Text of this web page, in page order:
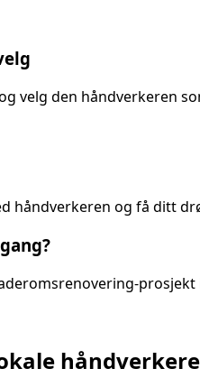
velg den håndverkeren
håndverkeren og få ditt
-prosjekt